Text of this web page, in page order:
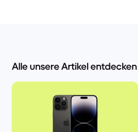
Alle unsere Artikel entdecken